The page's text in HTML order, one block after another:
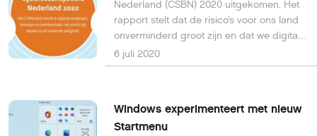
Nederland (CSBN) 2020 uitgekomen. Het
rapport stelt dat de risico’s voor ons land
onverminderd groot zijn en dat we digitaal
weerbaarder moeten worden.
6 juli 2020
Windows experimenteert met nieuw
Startmenu